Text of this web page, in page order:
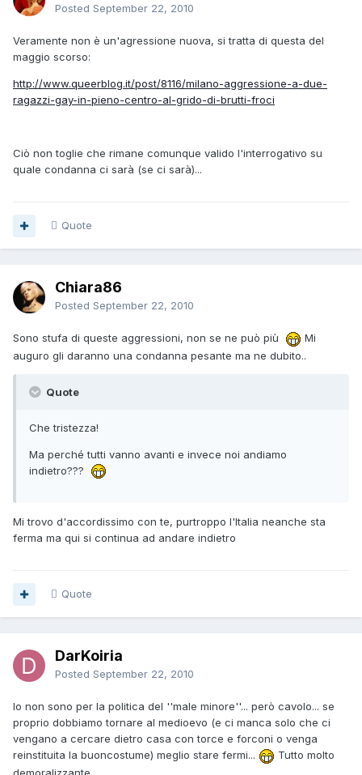
Posted September 22, 2010
Veramente non è un'agressione nuova, si tratta di questa del
maggio scorso:
http://www.queerblog.it/post/8116/milano-aggressione-a-due-
ragazzi-gay-in-pieno-centro-al-grido-di-brutti-froci
Ciò non toglie che rimane comunque valido l'interrogativo su
quale condanna ci sarà (se ci sarà)...
Quote
Chiara86
Posted September 22, 2010
Sono stufa di queste aggressioni, non se ne può più
Mi
auguro gli daranno una condanna pesante ma ne dubito..
Quote
Che tristezza!
Ma perché tutti vanno avanti e invece noi andiamo
indietro???
Mi trovo d'accordissimo con te, purtroppo l'Italia neanche sta
ferma ma qui si continua ad andare indietro
Quote
DarKoiria
Posted September 22, 2010
Io non sono per la politica del ''male minore''... però cavolo... se
proprio dobbiamo tornare al medioevo (e ci manca solo che ci
vengano a cercare dietro casa con torce e forconi o venga
reinstituita la buoncostume) meglio stare fermi...
Tutto molto